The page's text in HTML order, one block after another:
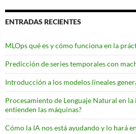
ENTRADAS RECIENTES
MLOps qué es y cómo funciona en la
Predicción de series temporales con
Introducción a los modelos lineales
Procesamiento de Lenguaje Natural en
entienden las máquinas?
Cómo la IA nos está ayudando y lo hará